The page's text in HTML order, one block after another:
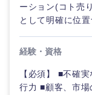
ーション(コト売
として明確に位
経験・資格
【必須】 ■不確
行力 ■顧客、市場